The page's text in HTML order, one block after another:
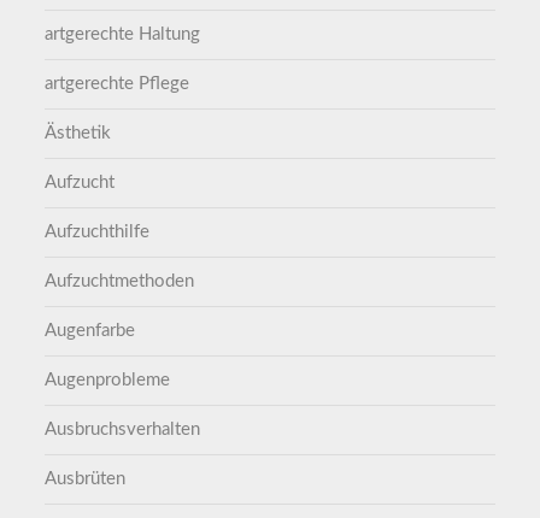
artgerechte Haltung
artgerechte Pflege
Ästhetik
Aufzucht
Aufzuchthilfe
Aufzuchtmethoden
Augenfarbe
Augenprobleme
Ausbruchsverhalten
Ausbrüten